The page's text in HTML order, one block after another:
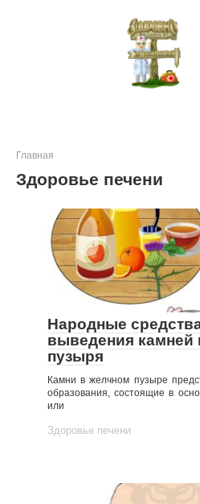
Главная
Здоровье печени
Народные
выведения камней
пузыря
Камни в желчном пузыре
образования, состоящие в
или
Здоровье печени